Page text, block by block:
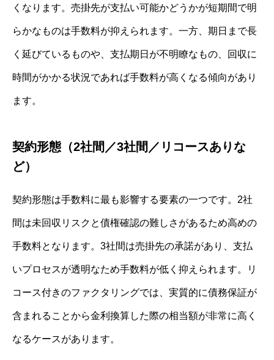
くなります。売掛先が支払い可能かどうかが短期間で明
らかなものは手数料が抑えられます。一方、期日まで長
く延びているものや、支払期日が不明瞭なもの、回収に
時間がかかる状況であれば手数料が高くなる傾向があり
ます。
契約形態（2社間／3社間／リコースありな
ど）
契約形態は手数料に最も影響する要素の一つです。2社
間は未回収リスクと債権確認の難しさがあるため高めの
手数料となります。3社間は売掛先の承諾があり、支払
いプロセスが透明なため手数料が低く抑えられます。リ
コース付きのファクタリングでは、実質的に債務保証が
含まれることから金利換算した際の相当額が非常に高く
なるケースがあります。